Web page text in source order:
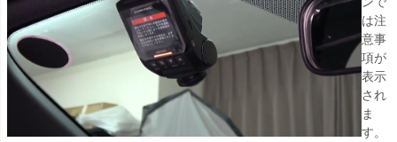
は注
意事
項が
表示
され
ま
す。